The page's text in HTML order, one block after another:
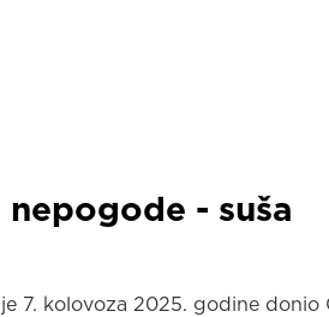
- suša
7. kolovoza 2025. godine donio